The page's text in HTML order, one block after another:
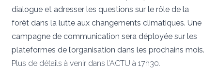
dialogue et adresser les questions sur le rôle de la
forêt dans la lutte aux changements climatiques. Une
campagne de communication sera déployée sur les
plateformes de l’organisation dans les prochains mois.
Plus de détails à venir dans l’ACTU à 17h30.